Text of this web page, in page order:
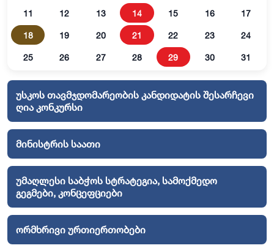
11 12 13 14 15 16 17
18 19 20 21 22 23 24
25 26 27 28 29 30 31
უსკოს თავმჯდომარეობის კანდიდატის შესარჩევი
ღია კონკურსი
მინისტრის საათი
უმაღლესი საბჭოს სტრატეგია, სამოქმედო
გეგმები, კონცეფციები
ორმხრივი ურთიერთობები